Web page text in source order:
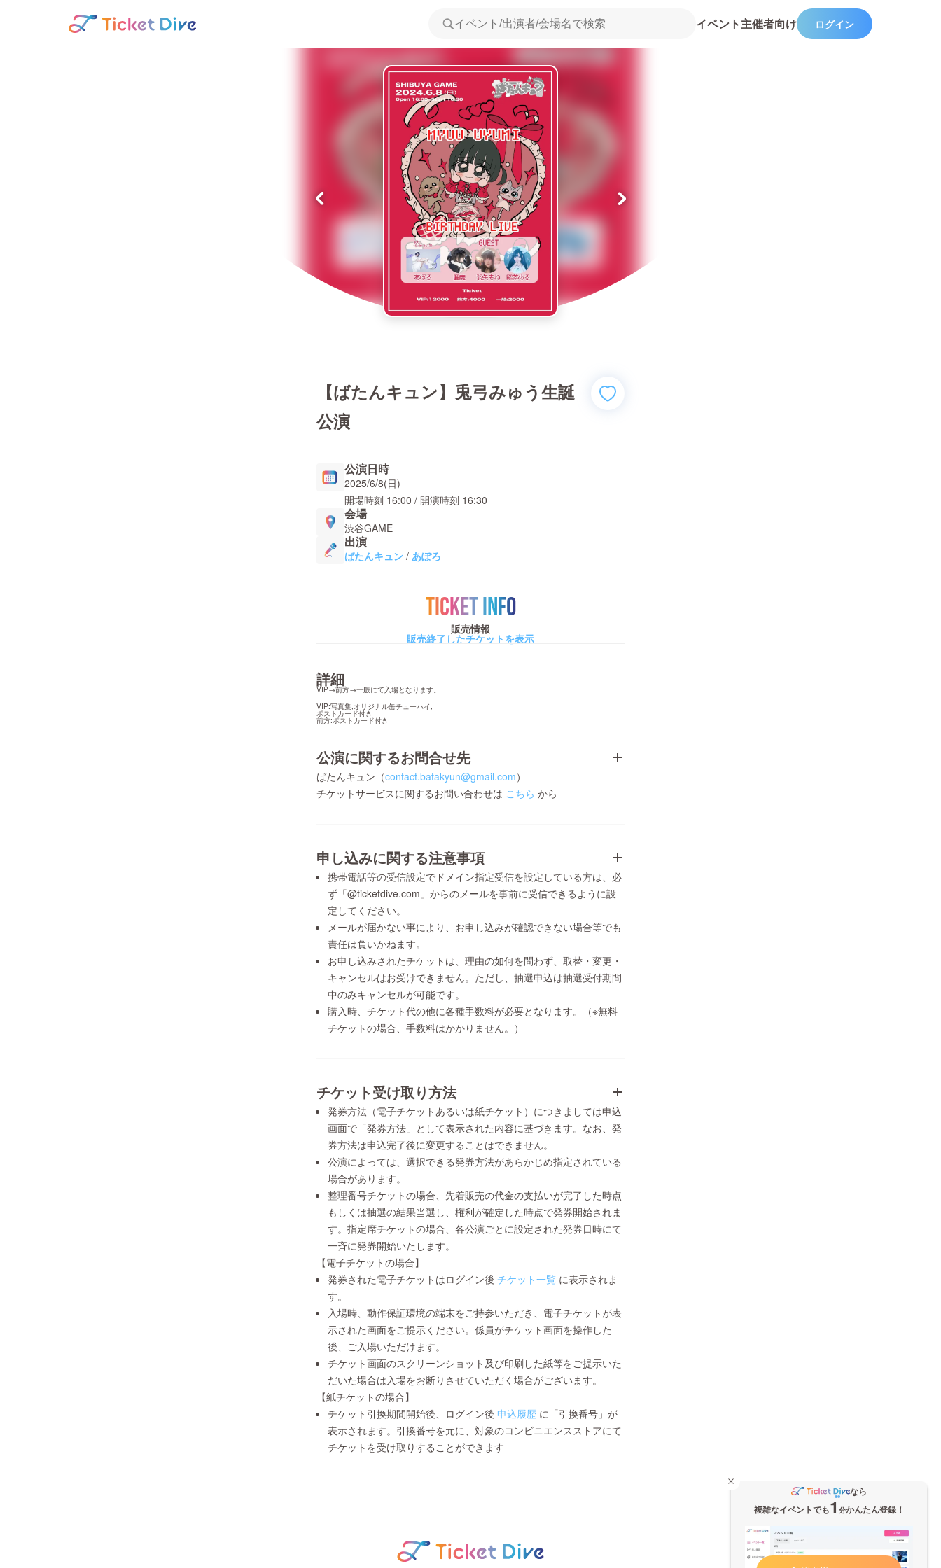
イベント主催者向け ログイン
【ばたんキュン】兎弓みゅう生誕
公演
公演日時
2025/6/8(日)
開場時刻 16:00 / 開演時刻 16:30
会場
渋谷GAME
出演
ばたんキュン / あぽろ
TICKET INFO
販売情報
販売終了したチケットを表示
詳細
VIP→前方→一般にて入場となります。
VIP:写真集,オリジナル缶チューハイ,
ポストカード付き
前方:ポストカード付き
公演に関するお問合せ先
ばたんキュン（contact.batakyun@gmail.com）
チケットサービスに関するお問い合わせは こちら から
申し込みに関する注意事項
携帯電話等の受信設定でドメイン指定受信を設定している方は、必
ず「@ticketdive.com」からのメールを事前に受信できるように設
定してください。
メールが届かない事により、お申し込みが確認できない場合等でも
責任は負いかねます。
お申し込みされたチケットは、理由の如何を問わず、取替・変更・
キャンセルはお受けできません。ただし、抽選申込は抽選受付期間
中のみキャンセルが可能です。
購入時、チケット代の他に各種手数料が必要となります。（※無料
チケットの場合、手数料はかかりません。）
チケット受け取り方法
発券方法（電子チケットあるいは紙チケット）につきましては申込
画面で「発券方法」として表示された内容に基づきます。なお、発
券方法は申込完了後に変更することはできません。
公演によっては、選択できる発券方法があらかじめ指定されている
場合があります。
整理番号チケットの場合、先着販売の代金の支払いが完了した時点
もしくは抽選の結果当選し、権利が確定した時点で発券開始されま
す。指定席チケットの場合、各公演ごとに設定された発券日時にて
一斉に発券開始いたします。
【電子チケットの場合】
発券された電子チケットはログイン後 チケット一覧 に表示されま
す。
入場時、動作保証環境の端末をご持参いただき、電子チケットが表
示された画面をご提示ください。係員がチケット画面を操作した
後、ご入場いただけます。
チケット画面のスクリーンショット及び印刷した紙等をご提示いた
だいた場合は入場をお断りさせていただく場合がございます。
【紙チケットの場合】
チケット引換期間開始後、ログイン後 申込履歴 に「引換番号」が
表示されます。引換番号を元に、対象のコンビニエンスストアにて
チケットを受け取りすることができます
なら
複雑なイベントでも1 分かんたん登録！